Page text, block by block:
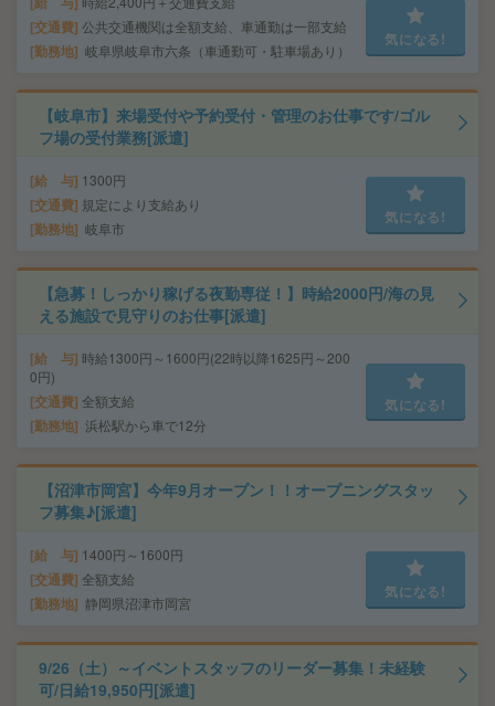
交通費 公共交通機関は全額支給、車通勤は一部支給
勤務地 岐阜県岐阜市六条（車通勤可・駐車場あり）
気になる!
【岐阜市】来場受付や予約受付・管理のお仕事です/ゴル
フ場の受付業務[派遣]
給 与 1300円
交通費 規定により支給あり
勤務地 岐阜市
気になる!
【急募！しっかり稼げる夜勤専従！】時給2000円/海の見
える施設で見守りのお仕事[派遣]
給 与 時給1300円～1600円(22時以降1625円～200
0円)
交通費 全額支給
勤務地 浜松駅から車で12分
気になる!
【沼津市岡宮】今年9月オープン！！オープニングスタッ
フ募集♪[派遣]
給 与 1400円～1600円
交通費 全額支給
勤務地 静岡県沼津市岡宮
気になる!
9/26（土）～イベントスタッフのリーダー募集！未経験
可/日給19,950円[派遣]